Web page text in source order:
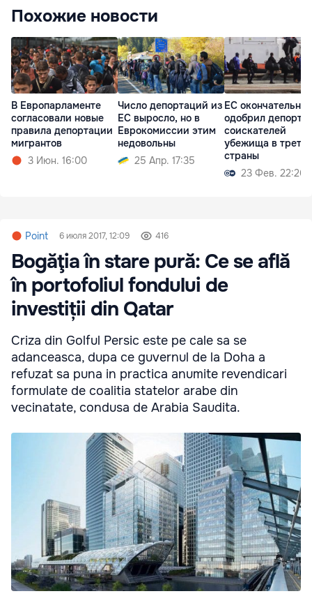
Похожие новости
В Европарламенте
согласовали новые
правила депортации
мигрантов
3 Июн. 16:00
Число депортаций из
ЕС выросло, но в
Еврокомиссии этим
недовольны
25 Апр. 17:35
ЕС окончательно
одобрил
соискателей
убежища в
страны
23 Фев. 22:26
Point 6 июля 2017, 12:09 416
Bogăţia în stare pură: Ce se află
în portofoliul fondului de
investiții din Qatar
Criza din Golful Persic este pe cale sa se
adanceasca, dupa ce guvernul de la Doha a
refuzat sa puna in practica anumite revendicari
formulate de coalitia statelor arabe din
vecinatate, condusa de Arabia Saudita.